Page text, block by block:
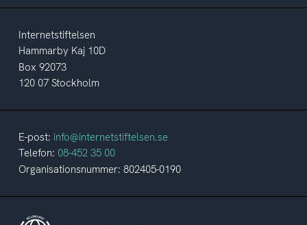
Internetstiftelsen
Hammarby Kaj 10D
Box 92073
120 07 Stockholm
E-post: info@internetstiftelsen.se
Telefon: 08-452 35 00
Organisationsnummer: 802405-0190